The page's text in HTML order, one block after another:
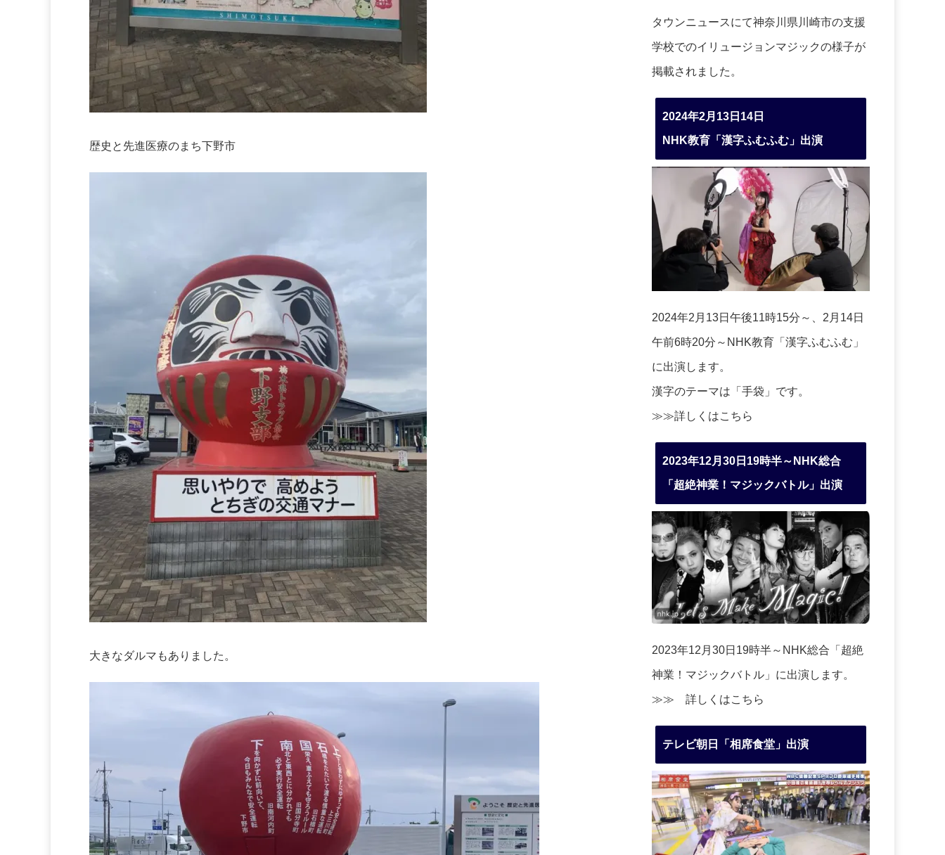
歴史と先進医療のまち下野市
大きなダルマもありました。
タウンニュースにて神奈川県川崎市の支援
学校でのイリュージョンマジックの様子が
掲載されました。
2024年2月13日14日
NHK教育「漢字ふむふむ」出演
2024年2月13日午後11時15分～、2月14日
午前6時20分～NHK教育「漢字ふむふむ」
に出演します。
漢字のテーマは「手袋」です。
≫≫詳しくはこちら
2023年12月30日19時半～NHK総合
「超絶神業！マジックバトル」出演
2023年12月30日19時半～NHK総合「超絶
神業！マジックバトル」に出演します。
≫≫ 詳しくはこちら
テレビ朝日「相席食堂」出演